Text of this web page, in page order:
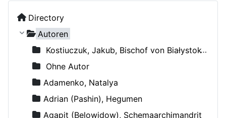
Directory
Autoren
Kostiuczuk, Jakub, Bischof von Białystok und Gdańsk
Ohne Autor
Adamenko, Natalya
Adrian (Pashin), Hegumen
Agapit (Belowidow), Schemaarchimandrit